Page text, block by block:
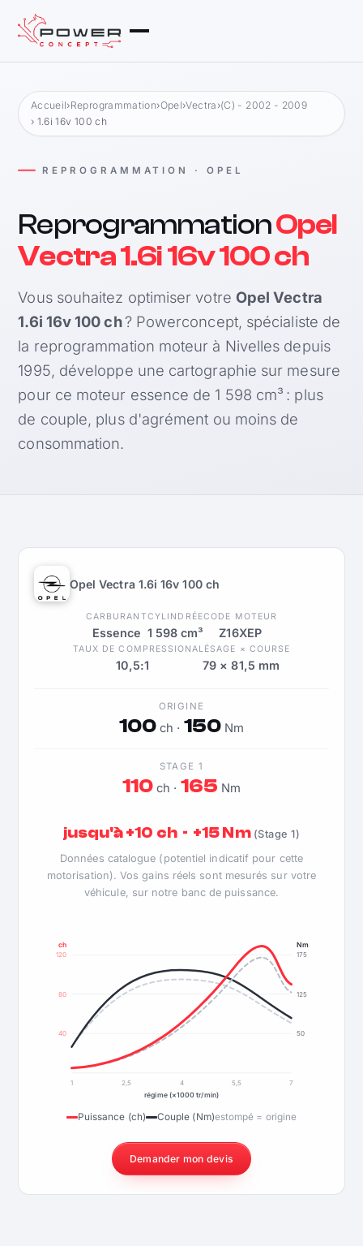
Accueil›Reprogrammation›Opel›Vectra ›(C) - 2002 - 2009
› 1.6i 16v 100 ch
REPROGRAMMATION · OPEL
ReprogrammationOpel
Vectra 1.6i 16v 100 ch
Vous souhaitez optimiser votre Opel Vectra
1.6i 16v 100 ch? Powerconcept, spécialiste de
la reprogrammation moteur à Nivelles depuis
1995, développe une cartographie sur mesure
pour ce moteur essence de 1 598 cm³ : plus
de couple, plus d'agrément ou moins de
consommation.
Opel Vectra 1.6i 16v 100 ch
CARBURANT
Essence
CYLINDRÉE
1 598 cm³
CODE MOTEUR
Z16XEP
TAUX DE COMPRESSION
10,5:1
ALÉSAGE × COURSE
79 × 81,5 mm
ORIGINE
100 ch · 150Nm
STAGE 1
110 ch · 165 Nm
jusqu'à +10 ch · +15 Nm (Stage 1)
Données catalogue (potentiel indicatif pour cette
motorisation). Vos gains réels sont mesurés sur votre
véhicule, sur notre banc de puissance.
40
80
120
50
125
175
ch Nm
1 2,5 4 5,5
7
régime (×1000 tr/min)
Puissance (ch) Couple (Nm)estompé = origine
Demander mon devis